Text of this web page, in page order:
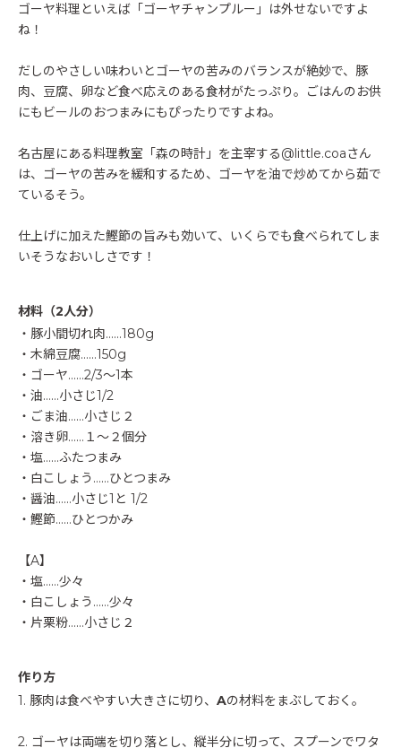
ゴーヤ料理といえば「ゴーヤチャンプルー」は外せないですよ
ね！
だしのやさしい味わいとゴーヤの苦みのバランスが絶妙で、豚
肉、豆腐、卵など食べ応えのある食材がたっぷり。ごはんのお供
にもビールのおつまみにもぴったりですよね。
名古屋にある料理教室「森の時計」を主宰する@little.coaさん
は、ゴーヤの苦みを緩和するため、ゴーヤを油で炒めてから茹で
ているそう。
仕上げに加えた鰹節の旨みも効いて、いくらでも食べられてしま
いそうなおいしさです！
材料（2人分）
・豚小間切れ肉……180g
・木綿豆腐……150g
・ゴーヤ……2/3～1本
・油……小さじ1/2
・ごま油……小さじ２
・溶き卵……１～２個分
・塩……ふたつまみ
・白こしょう……ひとつまみ
・醤油……小さじ1と 1/2
・鰹節……ひとつかみ
【A】
・塩……少々
・白こしょう……少々
・片栗粉……小さじ２
作り方
1. 豚肉は食べやすい大きさに切り、 Aの材料をまぶしておく。
2. ゴーヤは両端を切り落とし、縦半分に切って、スプーンでワタ